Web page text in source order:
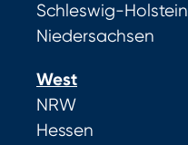
Schleswig-Holstein
Niedersachsen
West
NRW
Hessen